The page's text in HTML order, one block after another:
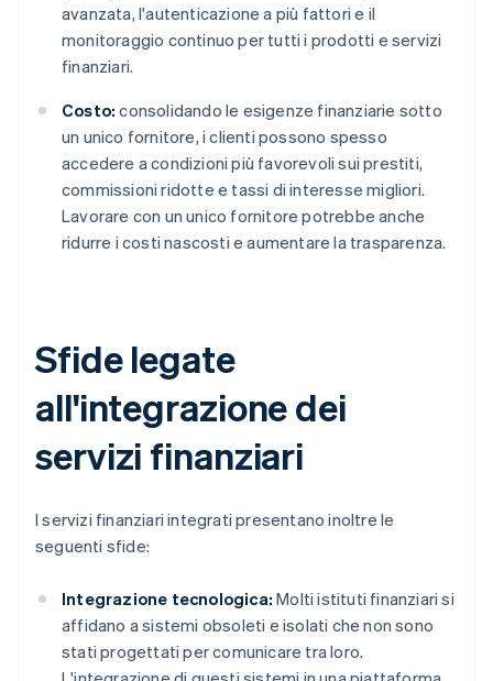
avanzata, l'autenticazione a più fattori e il
monitoraggio continuo per tutti i prodotti e servizi
finanziari.
Costo: consolidando le esigenze finanziarie sotto
un unico fornitore, i clienti possono spesso
accedere a condizioni più favorevoli sui prestiti,
commissioni ridotte e tassi di interesse migliori.
Lavorare con un unico fornitore potrebbe anche
ridurre i costi nascosti e aumentare la trasparenza.
Sfide legate
all'integrazione dei
servizi finanziari
I servizi finanziari integrati presentano inoltre le
seguenti sfide:
Integrazione tecnologica: Molti istituti finanziari si
affidano a sistemi obsoleti e isolati che non sono
stati progettati per comunicare tra loro.